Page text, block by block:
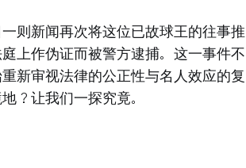
则新闻再次将这位已故球王的往事推
上作伪证而被警方逮捕。这一事件不
新审视法律的公正性与名人效应的复
？让我们一探究竟。